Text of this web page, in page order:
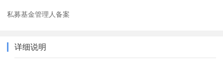
私募基金管理人备案
详细说明